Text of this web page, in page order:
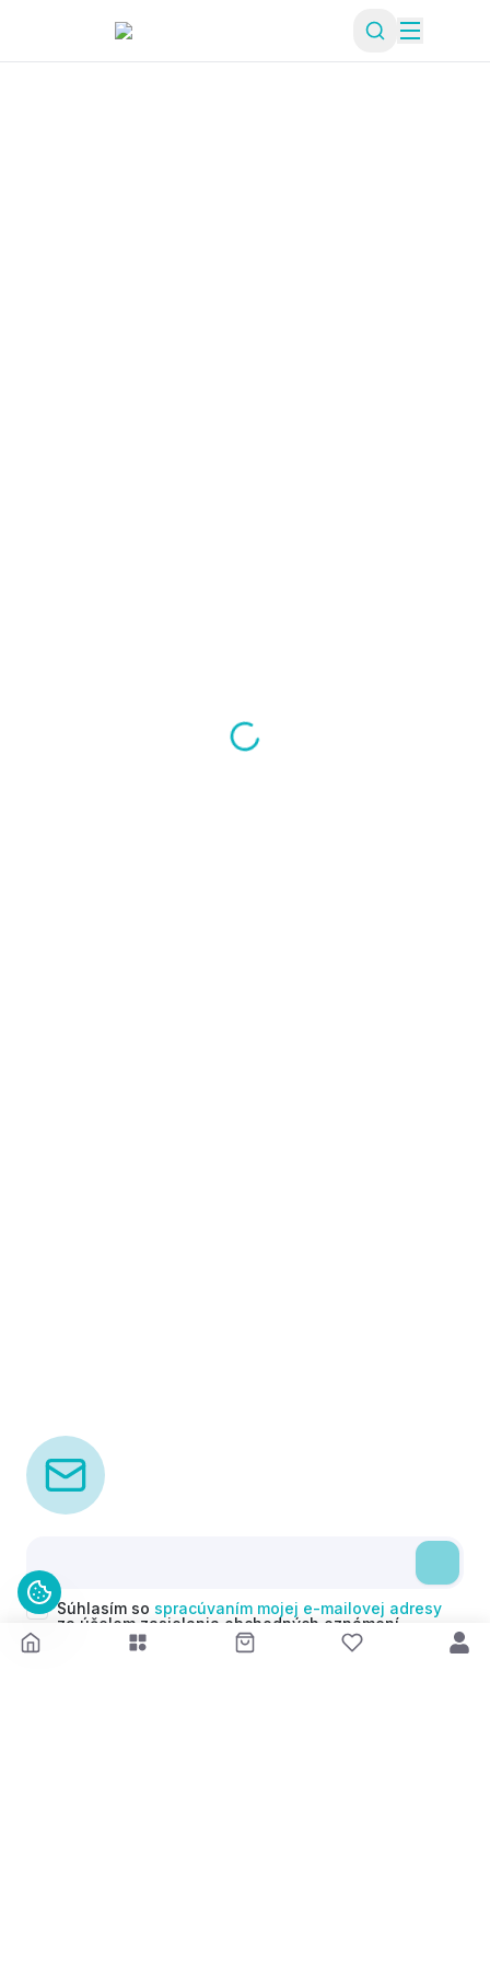
Súhlasím so spracúvaním mojej e-mailovej adresy
za účelom zasielania obchodných oznámení
(newsletterov) v súlade s čl. 6 ods. 1 písm. a)
Nariadenia GDPR. Svoj súhlas môžem kedykoľvek